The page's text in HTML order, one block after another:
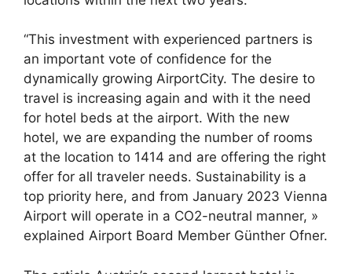
“This investment with experienced partners is
an important vote of confidence for the
dynamically growing AirportCity. The desire to
travel is increasing again and with it the need
for hotel beds at the airport. With the new
hotel, we are expanding the number of rooms
at the location to 1414 and are offering the right
offer for all traveler needs. Sustainability is a
top priority here, and from January 2023 Vienna
Airport will operate in a CO2-neutral manner, »
explained Airport Board Member Günther Ofner.